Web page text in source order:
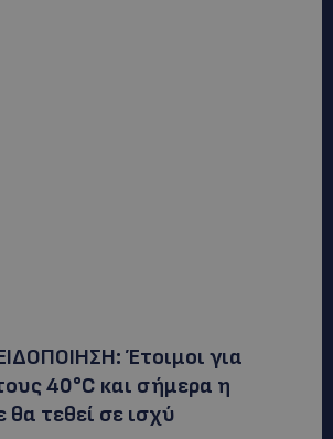
Έτοιμοι για
40°C και σήμερα η
τεθεί σε ισχύ